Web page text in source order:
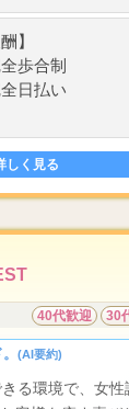
】
歩合制
日払い
システム】
ース料金から
料100%バッ
間は待機保障あ
しく見る
40代歓迎 30
(AI要約)
る環境で、女